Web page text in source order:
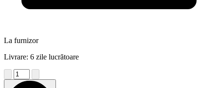
La furnizor
Livrare: 6 zile lucrătoare